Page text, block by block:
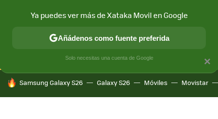
CONECTIVIDAD MÓVIL Y SOCIEDAD APLICACIONES
HOY SE HABLA DE
Samsung Galaxy S26 Galaxy S26 Móviles Movistar
×
Ya puedes ver más de Xataka Movil en Google
Añádenos como fuente preferida
Solo necesitas una cuenta de Google